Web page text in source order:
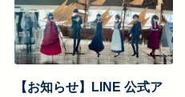
【お知らせ】LINE 公式ア